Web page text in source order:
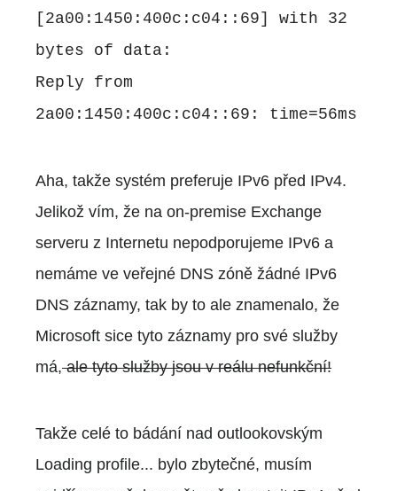
[2a00:1450:400c:c04::69] with 32
bytes of data:
Reply from
2a00:1450:400c:c04::69: time=56ms
Aha, takže systém preferuje IPv6 před IPv4.
Jelikož vím, že na on-premise Exchange
serveru z Internetu nepodporujeme IPv6 a
nemáme ve veřejné DNS zóně žádné IPv6
DNS záznamy, tak by to ale znamenalo, že
Microsoft sice tyto záznamy pro své služby
má,ale tyto služby jsou v reálu nefunkční!
Takže celé to bádání nad outlookovským
Loading profile... bylo zbytečné, musím